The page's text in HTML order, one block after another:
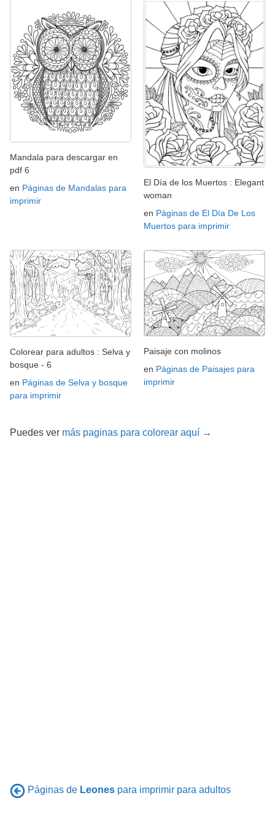
Mandala para descargar en
pdf 6
en Páginas de Mandalas para
imprimir
El Día de los Muertos : Elegant
woman
en Páginas de El Día De Los
Muertos para imprimir
Colorear para adultos : Selva y
bosque - 6
en Páginas de Selva y bosque
para imprimir
Paisaje con molinos
en Páginas de Paisajes para
imprimir
Puedes ver más paginas para colorear aquí →
Páginas de Leones para imprimir para adultos